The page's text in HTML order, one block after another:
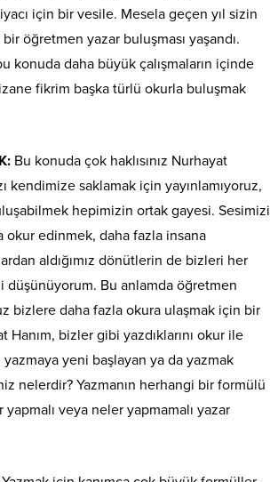
için bir vesile. Mesela geçen yıl sizin
öğretmen yazar buluşması yaşandı.
konuda daha büyük çalışmaların içinde
fikrim başka türlü okurla buluşmak
Bu konuda çok haklısınız Nurhayat
kendimize saklamak için yayınlamıyoruz,
hepimizin ortak gayesi. Sesimizi
okur edinmek, daha fazla insana
aldığımız dönütlerin de bizleri her
düşünüyorum. Bu anlamda öğretmen
bizlere daha fazla okura ulaşmak için bir
Hanım, bizler gibi yazdıklarını okur ile
yeni başlayan ya da yazmak
nelerdir? Yazmanın herhangi bir formülü
yapmalı veya neler yapmamalı yazar